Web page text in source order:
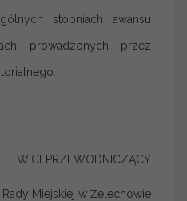
stopniach awansu
prowadzonych przez
WICEPRZEWODNICZĄCY
Rady Miejskiej w Żelechowie